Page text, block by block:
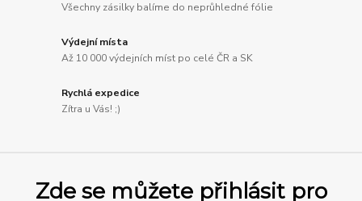
Všechny zásilky balíme do neprůhledné fólie
Výdejní místa
Až 10 000 výdejních míst po celé ČR a SK
Rychlá expedice
Zítra u Vás! ;)
Zde se můžete přihlásit pro